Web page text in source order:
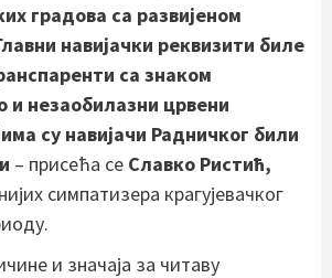
градова са развијеном
навијачки реквизити биле
са знаком
и незаобилазни црвени
су навијачи Радничког били
– присећа се Славко Ристић,
симпатизера крагујевачког
и значаја за читаву